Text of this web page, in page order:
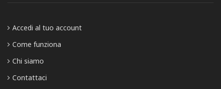
Accedi al tuo account
Come funziona
Chi siamo
Contattaci